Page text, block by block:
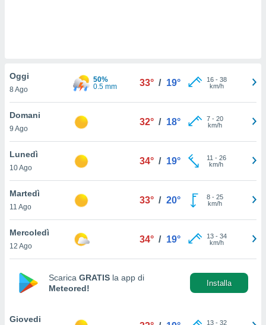
al sito
nostri
ci
di
un
la
di esso.
nella
Oggi
8 Ago
50%
0.5 mm
33° / 19° 16- 38
km/h
Domani
9 Ago
32° / 18° 7- 20
km/h
Lunedì
10 Ago
34° / 19° 11 - 26
km/h
Martedì
11 Ago
33° / 20° 8- 25
km/h
Mercoledì
12 Ago
34° / 19° 13- 34
km/h
Scarica GRATIS la app di
Meteored!
Installa
Giovedi 13- 32